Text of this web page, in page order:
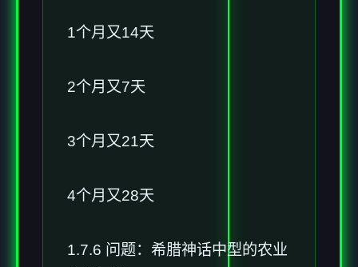
1个月又14天
2个月又7天
3个月又21天
4个月又28天
1.7.6 问题：希腊神话中型的农业